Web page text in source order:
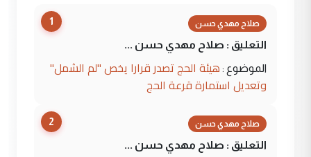
1 صلاح مهدي حسن
التعليق : صلاح مهدي حسن ...
الموضوع : هيئة الحج تصدر قرارا يخص "لم الشمل"
وتعديل استمارة قرعة الحج
2 صلاح مهدي حسن
التعليق : صلاح مهدي حسن ...